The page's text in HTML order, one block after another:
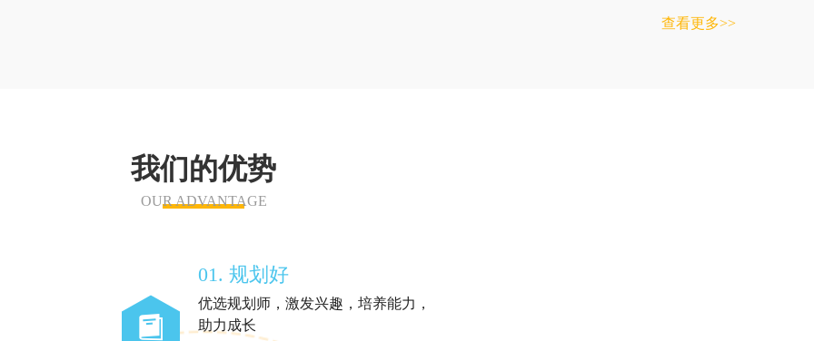
查看更多
我们的优势
OUR ADVANTAGE
01. 规划好
优选规划师，激发兴趣，培养能力，
助力成长